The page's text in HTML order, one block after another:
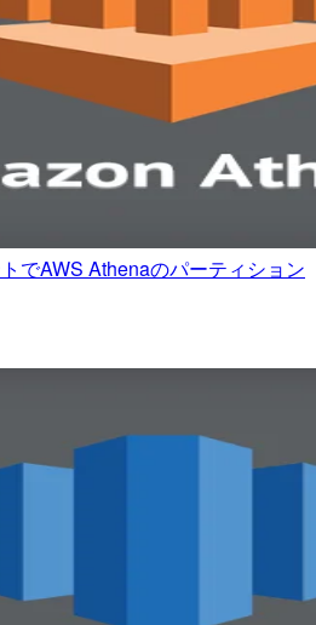
でAWS Athenaのパーティション